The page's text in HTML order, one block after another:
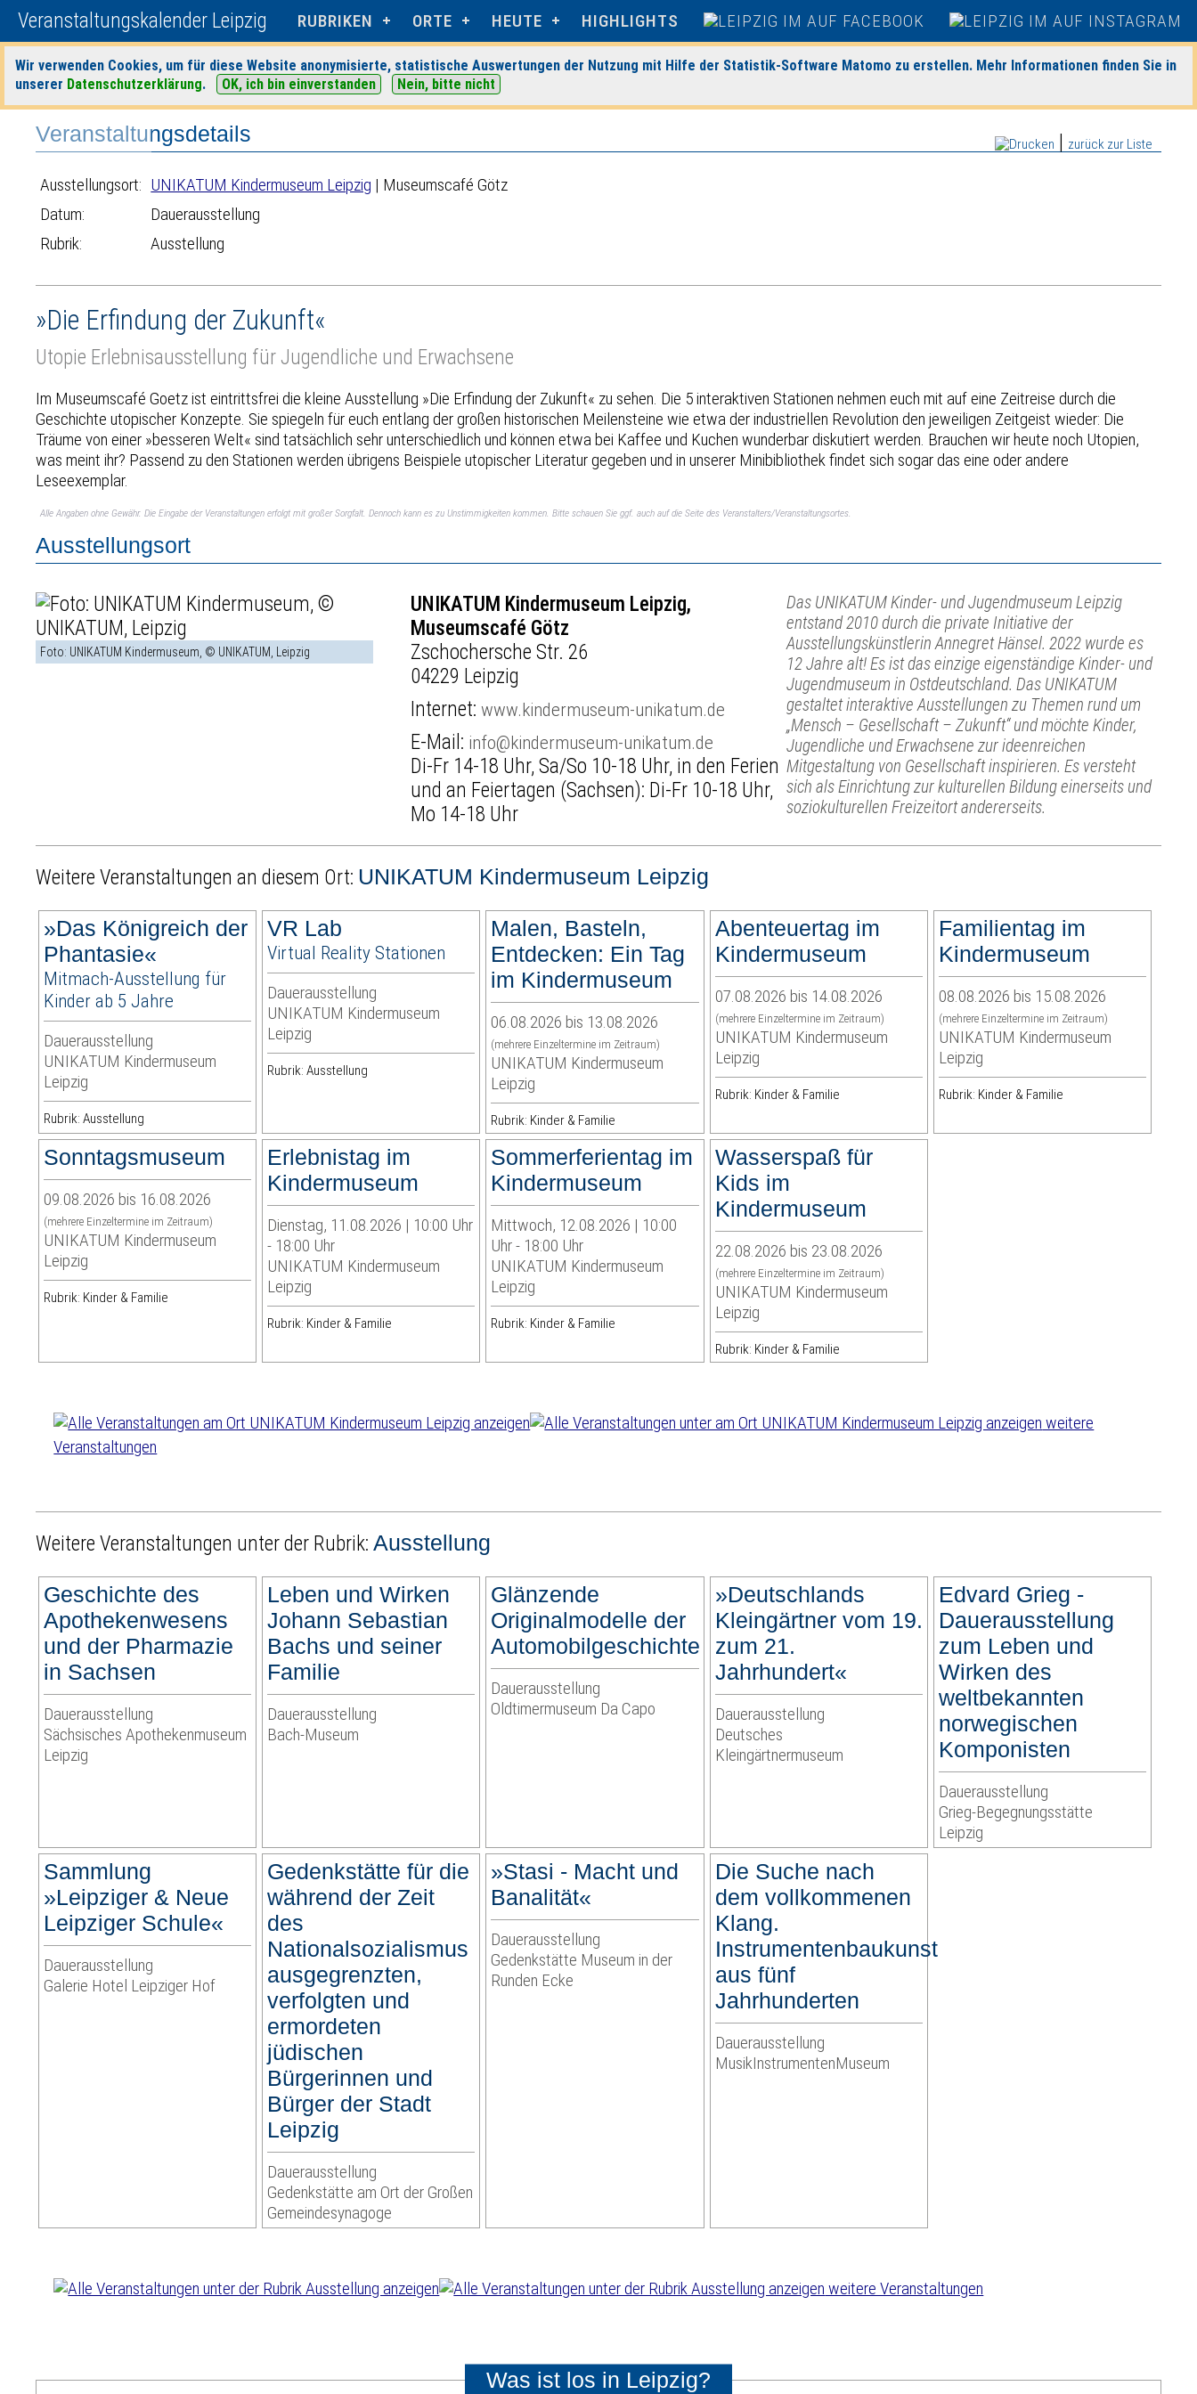
Veranstaltungskalender Leipzig RUBRIKEN ORTE HEUTE HIGHLIGHTS
Wir verwenden Cookies, um für diese Website anonymisierte, statistische Auswertungen der Nutzung mit Hilfe der Statistik-Software Matomo zu erstellen. Mehr Informationen finden Sie in
unserer Datenschutzerklärung. OK, ich bin einverstanden Nein, bitte nicht
Startseite>Veranstaltungen>Suche> Ausstellung>UNIKATUM Kindermuseum Leipzig
zurück zur Liste
Veranstaltungsdetails
Ausstellungsort: UNIKATUM Kindermuseum Leipzig | Museumscafé Götz
Datum:
Dauerausstellung
Rubrik:
Ausstellung
»Die Erfindung der Zukunft«
Utopie Erlebnisausstellung für Jugendliche und Erwachsene
Im Museumscafé Goetz ist eintrittsfrei die kleine Ausstellung »Die Erfindung der Zukunft« zu sehen. Die 5 interaktiven Stationen nehmen euch mit auf eine Zeitreise durch die
Geschichte utopischer Konzepte. Sie spiegeln für euch entlang der großen historischen Meilensteine wie etwa der industriellen Revolution den jeweiligen Zeitgeist wieder: Die
Träume von einer »besseren Welt« sind tatsächlich sehr unterschiedlich und können etwa bei Kaffee und Kuchen wunderbar diskutiert werden. Brauchen wir heute noch Utopien,
was meint ihr? Passend zu den Stationen werden übrigens Beispiele utopischer Literatur gegeben und in unserer Minibibliothek findet sich sogar das eine oder andere
Leseexemplar.
Alle Angaben ohne Gewähr. Die Eingabe der Veranstaltungen erfolgt mit großer Sorgfalt. Dennoch kann es zu Unstimmigkeiten kommen. Bitte schauen Sie ggf. auch auf die Seite des Veranstalters/Veranstaltungsortes.
Ausstellungsort
Foto: UNIKATUM Kindermuseum, © UNIKATUM, Leipzig
UNIKATUM Kindermuseum Leipzig,
Museumscafé Götz
Zschochersche Str. 26
04229 Leipzig
Internet:www.kindermuseum-unikatum.de
E-Mail: info@kindermuseum-unikatum.de
Di-Fr 14-18 Uhr, Sa/So 10-18 Uhr, in den Ferien
und an Feiertagen (Sachsen): Di-Fr 10-18 Uhr,
Mo 14-18 Uhr
Das UNIKATUM Kinder- und Jugendmuseum Leipzig
entstand 2010 durch die private Initiative der
Ausstellungskünstlerin Annegret Hänsel. 2022 wurde es
12 Jahre alt! Es ist das einzige eigenständige Kinder- und
Jugendmuseum in Ostdeutschland. Das UNIKATUM
gestaltet interaktive Ausstellungen zu Themen rund um
„Mensch – Gesellschaft – Zukunft“ und möchte Kinder,
Jugendliche und Erwachsene zur ideenreichen
Mitgestaltung von Gesellschaft inspirieren. Es versteht
sich als Einrichtung zur kulturellen Bildung einerseits und
soziokulturellen Freizeitort andererseits.
Weitere Veranstaltungen an diesem Ort: UNIKATUM Kindermuseum Leipzig
»Das Königreich der
Phantasie«
Mitmach-Ausstellung für
Kinder ab 5 Jahre
Dauerausstellung
UNIKATUM Kindermuseum
Leipzig
Rubrik: Ausstellung
VR Lab
Virtual Reality Stationen
Dauerausstellung
UNIKATUM Kindermuseum
Leipzig
Rubrik: Ausstellung
Malen, Basteln,
Entdecken: Ein Tag
im Kindermuseum
06.08.2026 bis 13.08.2026
(mehrere Einzeltermine im Zeitraum)
UNIKATUM Kindermuseum
Leipzig
Rubrik: Kinder & Familie
Abenteuertag im
Kindermuseum
07.08.2026 bis 14.08.2026
(mehrere Einzeltermine im Zeitraum)
UNIKATUM Kindermuseum
Leipzig
Rubrik: Kinder & Familie
Familientag im
Kindermuseum
08.08.2026 bis 15.08.2026
(mehrere Einzeltermine im Zeitraum)
UNIKATUM Kindermuseum
Leipzig
Rubrik: Kinder & Familie
Sonntagsmuseum
09.08.2026 bis 16.08.2026
(mehrere Einzeltermine im Zeitraum)
UNIKATUM Kindermuseum
Leipzig
Rubrik: Kinder & Familie
Erlebnistag im
Kindermuseum
Dienstag, 11.08.2026 | 10:00 Uhr
- 18:00 Uhr
UNIKATUM Kindermuseum
Leipzig
Rubrik: Kinder & Familie
Sommerferientag im
Kindermuseum
Mittwoch, 12.08.2026 | 10:00
Uhr - 18:00 Uhr
UNIKATUM Kindermuseum
Leipzig
Rubrik: Kinder & Familie
Wasserspaß für
Kids im
Kindermuseum
22.08.2026 bis 23.08.2026
(mehrere Einzeltermine im Zeitraum)
UNIKATUM Kindermuseum
Leipzig
Rubrik: Kinder & Familie
weitere
Veranstaltungen
Weitere Veranstaltungen unter der Rubrik:Ausstellung
Geschichte des
Apothekenwesens
und der Pharmazie
in Sachsen
Dauerausstellung
Sächsisches Apothekenmuseum
Leipzig
Leben und Wirken
Johann Sebastian
Bachs und seiner
Familie
Dauerausstellung
Bach-Museum
Glänzende
Originalmodelle der
Automobilgeschichte
Dauerausstellung
Oldtimermuseum Da Capo
»Deutschlands
Kleingärtner vom 19.
zum 21.
Jahrhundert«
Dauerausstellung
Deutsches
Kleingärtnermuseum
Edvard Grieg -
Dauerausstellung
zum Leben und
Wirken des
weltbekannten
norwegischen
Komponisten
Dauerausstellung
Grieg-Begegnungsstätte
Leipzig
Sammlung
»Leipziger & Neue
Leipziger Schule«
Dauerausstellung
Galerie Hotel Leipziger Hof
Gedenkstätte für die
während der Zeit
des
Nationalsozialismus
ausgegrenzten,
verfolgten und
ermordeten
jüdischen
Bürgerinnen und
Bürger der Stadt
Leipzig
Dauerausstellung
Gedenkstätte am Ort der Großen
Gemeindesynagoge
»Stasi - Macht und
Banalität«
Dauerausstellung
Gedenkstätte Museum in der
Runden Ecke
Die Suche nach
dem vollkommenen
Klang.
Instrumentenbaukunst
aus fünf
Jahrhunderten
Dauerausstellung
MusikInstrumentenMuseum
weitere Veranstaltungen
Was ist los in Leipzig?